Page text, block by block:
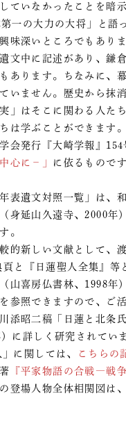
ていなかったことを暗
一の大力の大将」と語
味深いところでもありま
文中に記述があり、鎌
あります。ちなみに、
いません。歴史から抹
はそこに関わる人た
は学ぶことができます。
発行『大崎学報』154
心に－」
に依るもので
表遺文対照一覧」は、
身延山久遠寺、2000
。
的新しい文献として、
と『日蓮聖人全集』
（山喜房仏書林、1998年
参照できますので、ご
添昭二稿「日蓮と北条
に詳しく研究されてい
に関しては、
こちらの
『平家物語の合戦―戦
登場人物全体相関図は